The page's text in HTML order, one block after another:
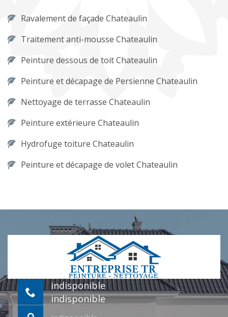
Ravalement de façade Chateaulin
Traitement anti-mousse Chateaulin
Peinture dessous de toit Chateaulin
Peinture et décapage de Persienne Chateaulin
Nettoyage de terrasse Chateaulin
Peinture extérieure Chateaulin
Hydrofuge toiture Chateaulin
Peinture et décapage de volet Chateaulin
indisponible
indisponible